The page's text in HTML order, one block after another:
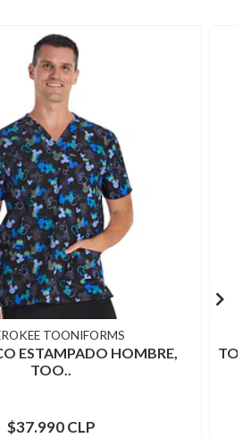
TOONIFORMS
ESTAMPADO HOMBRE,
TOO..
$37.990 CLP